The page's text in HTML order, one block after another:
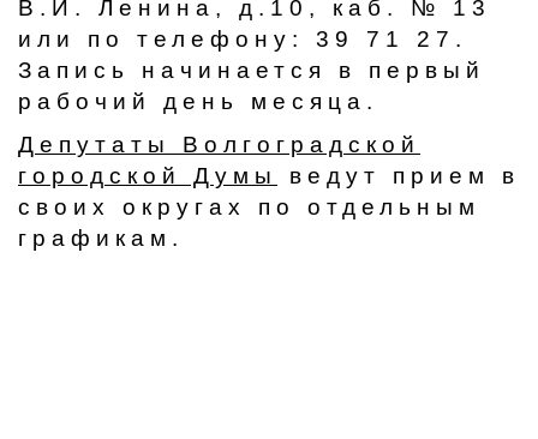
В.И. Ленина, д.10, каб. № 13
или по телефону: 39 71 27.
Запись начинается в первый
рабочий день месяца.
Депутаты Волгоградской
городской Думы
ведут прием в
своих округах по отдельным
графикам.